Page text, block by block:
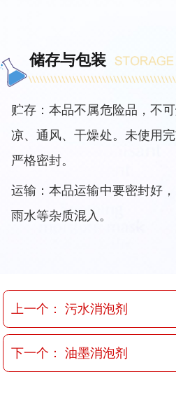
储存与包装
贮存：本品不属危险品，不
凉、通风、干燥处。未使用
严格密封。
运输：本品运输中要密封好
雨水等杂质混入。
上一个： 污水消泡剂
下一个： 油墨消泡剂